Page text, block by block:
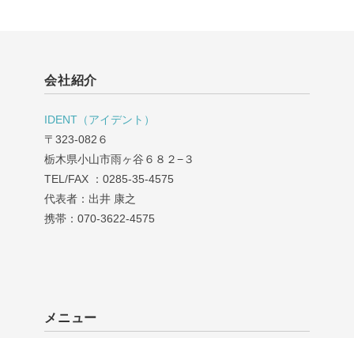
会社紹介
IDENT（アイデント）
〒323-082６
栃木県小山市雨ヶ谷６８２−３
TEL/FAX ：0285-35-4575
代表者：出井 康之
携帯：070-3622-4575
メニュー